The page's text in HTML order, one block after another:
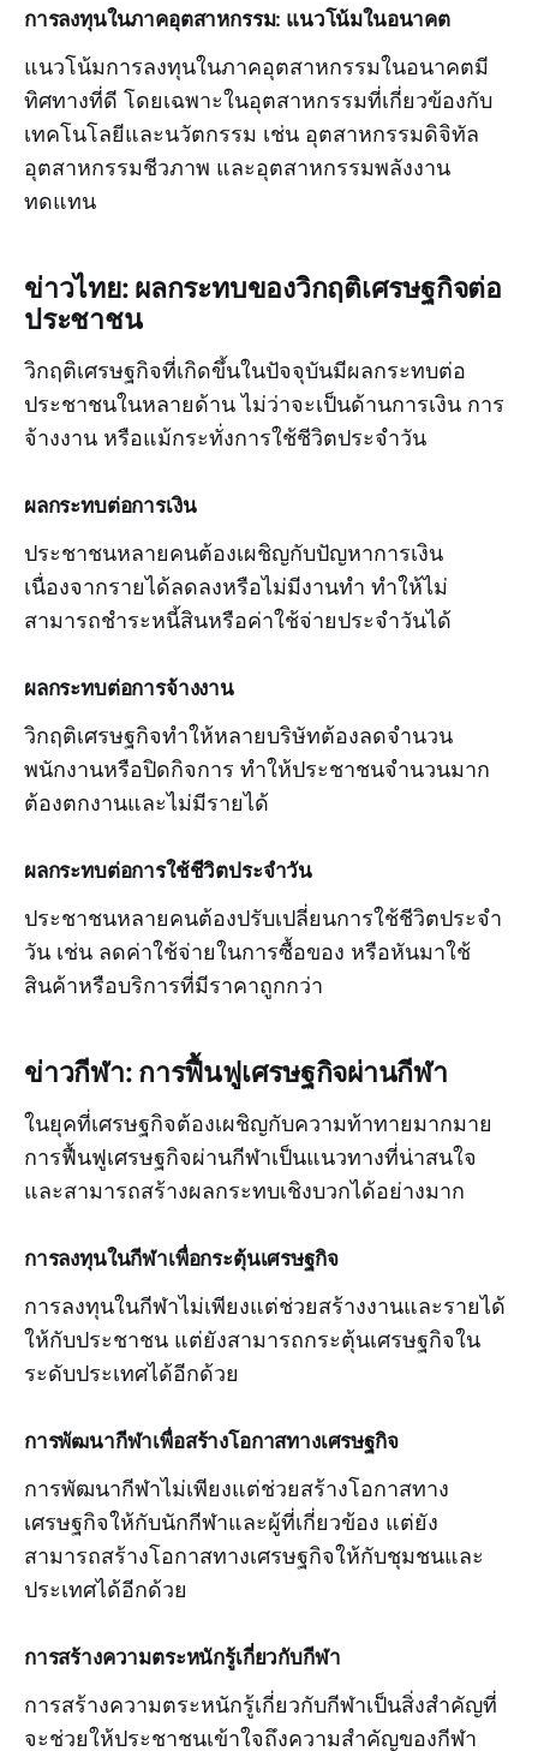
การลงทุนในภาคอุตสาหกรรม: แนวโน้มในอนาคต
แนวโน้มการลงทุนในภาคอุตสาหกรรมในอนาคตมี
ทิศทางที่ดี โดยเฉพาะในอุตสาหกรรมที่เกี่ยวข้องกับ
เทคโนโลยีและนวัตกรรม เช่น อุตสาหกรรมดิจิทัล
อุตสาหกรรมชีวภาพ และอุตสาหกรรมพลังงาน
ทดแทน
ข่าวไทย: ผลกระทบของวิกฤติเศรษฐกิจต่อ
ประชาชน
วิกฤติเศรษฐกิจที่เกิดขึ้นในปัจจุบันมีผลกระทบต่อ
ประชาชนในหลายด้าน ไม่ว่าจะเป็นด้านการเงิน การ
จ้างงาน หรือแม้กระทั่งการใช้ชีวิตประจำวัน
ผลกระทบต่อการเงิน
ประชาชนหลายคนต้องเผชิญกับปัญหาการเงิน
เนื่องจากรายได้ลดลงหรือไม่มีงานทำ ทำให้ไม่
สามารถชำระหนี้สินหรือค่าใช้จ่ายประจำวันได้
ผลกระทบต่อการจ้างงาน
วิกฤติเศรษฐกิจทำให้หลายบริษัทต้องลดจำนวน
พนักงานหรือปิดกิจการ ทำให้ประชาชนจำนวนมาก
ต้องตกงานและไม่มีรายได้
ผลกระทบต่อการใช้ชีวิตประจำวัน
ประชาชนหลายคนต้องปรับเปลี่ยนการใช้ชีวิตประจำ
วัน เช่น ลดค่าใช้จ่ายในการซื้อของ หรือหันมาใช้
สินค้าหรือบริการที่มีราคาถูกกว่า
ข่าวกีฬา: การฟื้นฟูเศรษฐกิจผ่านกีฬา
ในยุคที่เศรษฐกิจต้องเผชิญกับความท้าทายมากมาย
การฟื้นฟูเศรษฐกิจผ่านกีฬาเป็นแนวทางที่น่าสนใจ
และสามารถสร้างผลกระทบเชิงบวกได้อย่างมาก
การลงทุนในกีฬาเพื่อกระตุ้นเศรษฐกิจ
การลงทุนในกีฬาไม่เพียงแต่ช่วยสร้างงานและรายได้
ให้กับประชาชน แต่ยังสามารถกระตุ้นเศรษฐกิจใน
ระดับประเทศได้อีกด้วย
การพัฒนากีฬาเพื่อสร้างโอกาสทางเศรษฐกิจ
การพัฒนากีฬาไม่เพียงแต่ช่วยสร้างโอกาสทาง
เศรษฐกิจให้กับนักกีฬาและผู้ที่เกี่ยวข้อง แต่ยัง
สามารถสร้างโอกาสทางเศรษฐกิจให้กับชุมชนและ
ประเทศได้อีกด้วย
การสร้างความตระหนักรู้เกี่ยวกับกีฬา
การสร้างความตระหนักรู้เกี่ยวกับกีฬาเป็นสิ่งสำคัญที่
จะช่วยให้ประชาชนเข้าใจถึงความสำคัญของกีฬา